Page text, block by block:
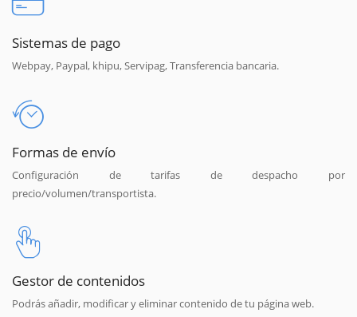
Sistemas de pago
Webpay, Paypal, khipu, Servipag, Transferencia bancaria.
Formas de envío
Configuración de tarifas de despacho por
precio/volumen/transportista.
Gestor de contenidos
Podrás añadir, modificar y eliminar contenido de tu página web.